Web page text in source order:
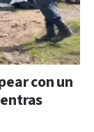
con un